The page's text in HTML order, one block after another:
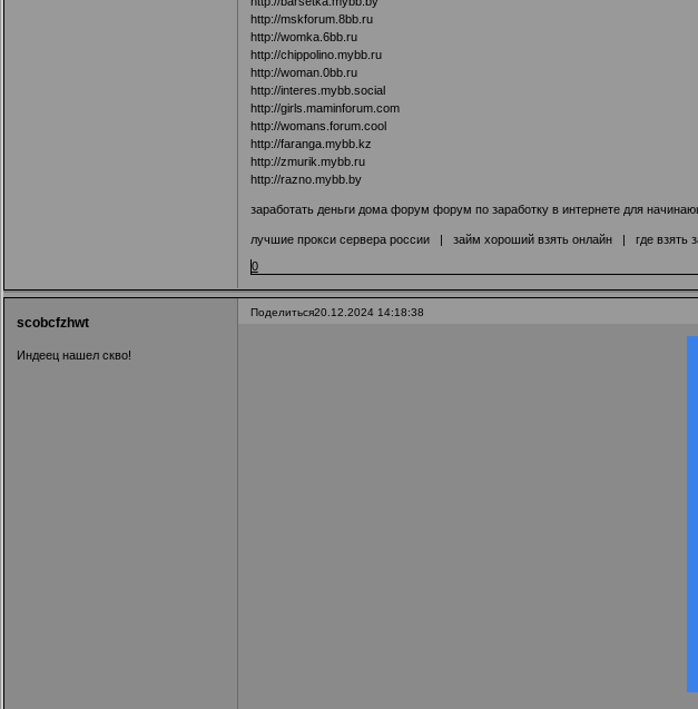
http://mskforum.8bb.ru
http://womka.6bb.ru
http://chippolino.mybb.ru
http://woman.0bb.ru
http://interes.mybb.social
http://girls.maminforum.com
http://womans.forum.cool
http://faranga.mybb.kz
http://zmurik.mybb.ru
http://razno.mybb.by
заработать деньги дома форум форум по заработку в интернете для
лучшие прокси сервера россии| займ хороший взять онлайн| где взять
0
Поделиться20.12.2024 14:18:38
scobcfzhwt
Индеец нашел скво!